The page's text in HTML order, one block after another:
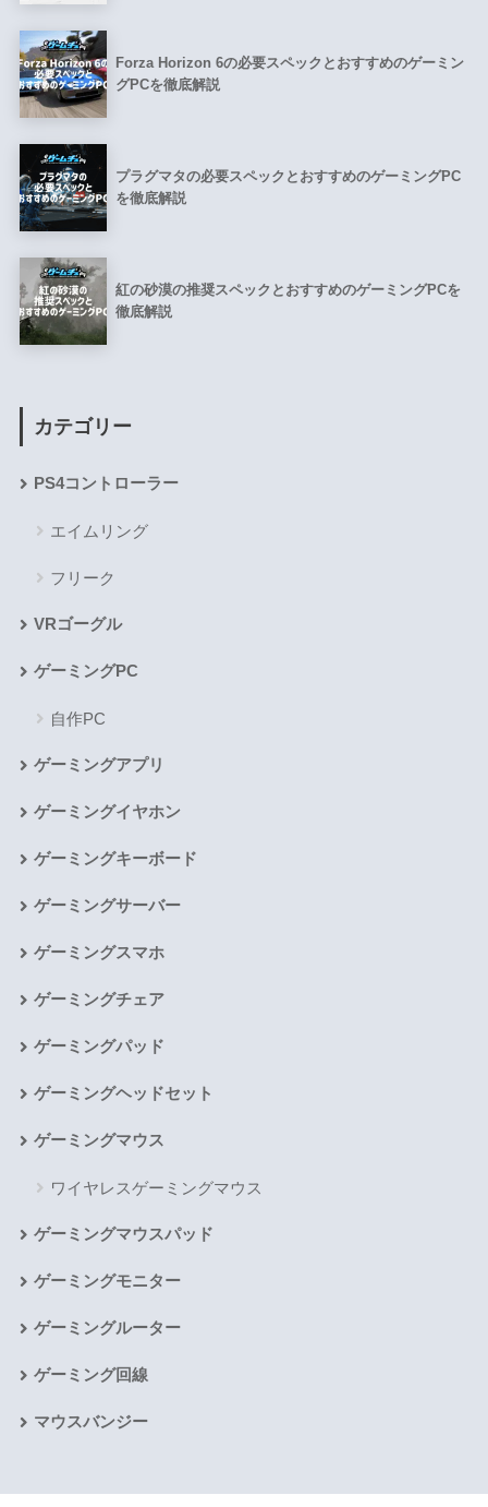
Forza Horizon 6の必要スペックとおすすめのゲーミン
グPCを徹底解説
プラグマタの必要スペックとおすすめのゲーミングPC
を徹底解説
紅の砂漠の推奨スペックとおすすめのゲーミングPCを
徹底解説
カテゴリー
PS4コントローラー
エイムリング
フリーク
VRゴーグル
ゲーミングPC
自作PC
ゲーミングアプリ
ゲーミングイヤホン
ゲーミングキーボード
ゲーミングサーバー
ゲーミングスマホ
ゲーミングチェア
ゲーミングパッド
ゲーミングヘッドセット
ゲーミングマウス
ワイヤレスゲーミングマウス
ゲーミングマウスパッド
ゲーミングモニター
ゲーミングルーター
ゲーミング回線
マウスバンジー